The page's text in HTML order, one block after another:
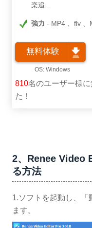
楽追...
強力 MP4 、flv 、
無料体験
810名のユーザー様
た！
2、Renee Video
る方法
1.ソフトを起動し、「
ます。